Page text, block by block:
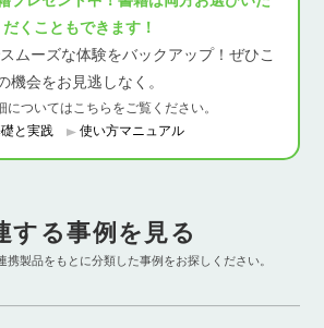
だくこともできます！
ムーズな体験をバックアップ！ぜひこ
機会をお見逃しなく。
についてはこちらをご覧ください。
と実践
使い方マニュアル
する事例を見る
携製品をもとに分類した事例をお探しください。